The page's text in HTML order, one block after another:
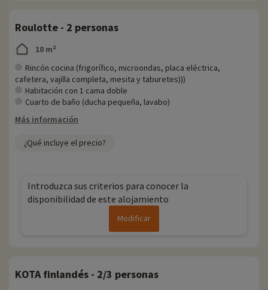
Roulotte - 2 personas
10 m²
Rincón cocina (frigorífico, microondas, placa eléctrica,
cafetera, vajilla completa, mesita y taburetes)))
Habitación con 1 cama doble
Cuarto de baño (ducha pequeña, lavabo)
Más información
¿Qué incluye el precio?
Introduzca sus criterios para conocer la
disponibilidad de este alojamiento
Modificar
KOTA finlandés - 2/3 personas